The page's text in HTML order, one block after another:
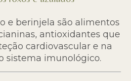
e berinjela são alimentos
antioxidantes que
cardiovascular e na
sistema imunológico.